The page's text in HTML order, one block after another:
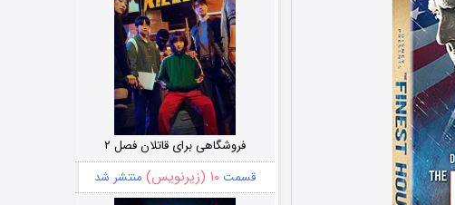
فروشگاهی برای قاتلان فصل ۲
قسمت۱۰ (زیرنویس) منتشر شد